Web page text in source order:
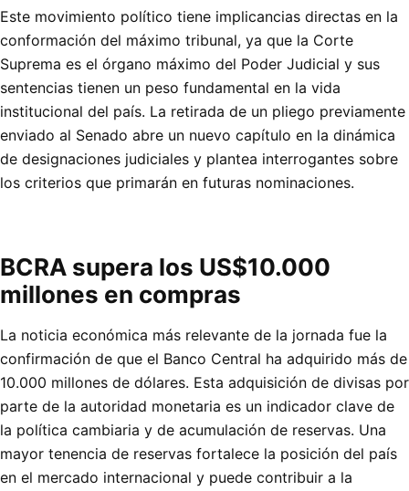
Este movimiento político tiene implicancias directas en la
conformación del máximo tribunal, ya que la Corte
Suprema es el órgano máximo del Poder Judicial y sus
sentencias tienen un peso fundamental en la vida
institucional del país. La retirada de un pliego previamente
enviado al Senado abre un nuevo capítulo en la dinámica
de designaciones judiciales y plantea interrogantes sobre
los criterios que primarán en futuras nominaciones.
BCRA supera los US$10.000
millones en compras
La noticia económica más relevante de la jornada fue la
confirmación de que el Banco Central ha adquirido más de
10.000 millones de dólares. Esta adquisición de divisas por
parte de la autoridad monetaria es un indicador clave de
la política cambiaria y de acumulación de reservas. Una
mayor tenencia de reservas fortalece la posición del país
en el mercado internacional y puede contribuir a la